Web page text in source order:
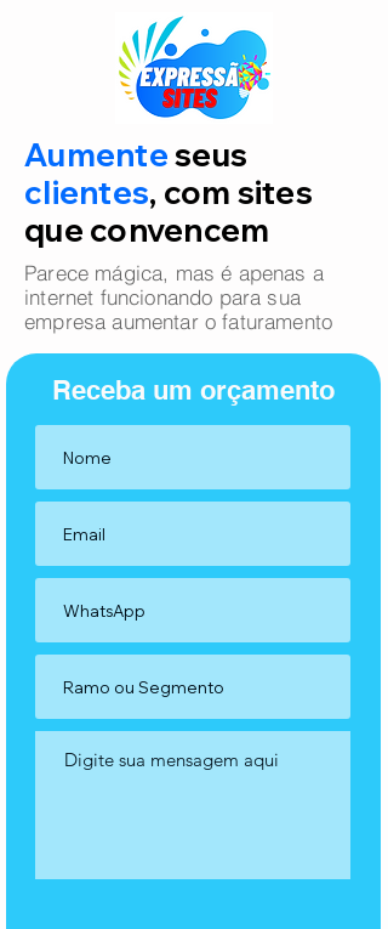
Aumenteseus
clientes, com sites
que convencem
Parece mágica, mas é apenas a
internet funcionando para sua
empresa aumentar o faturamento
Receba um orçamento